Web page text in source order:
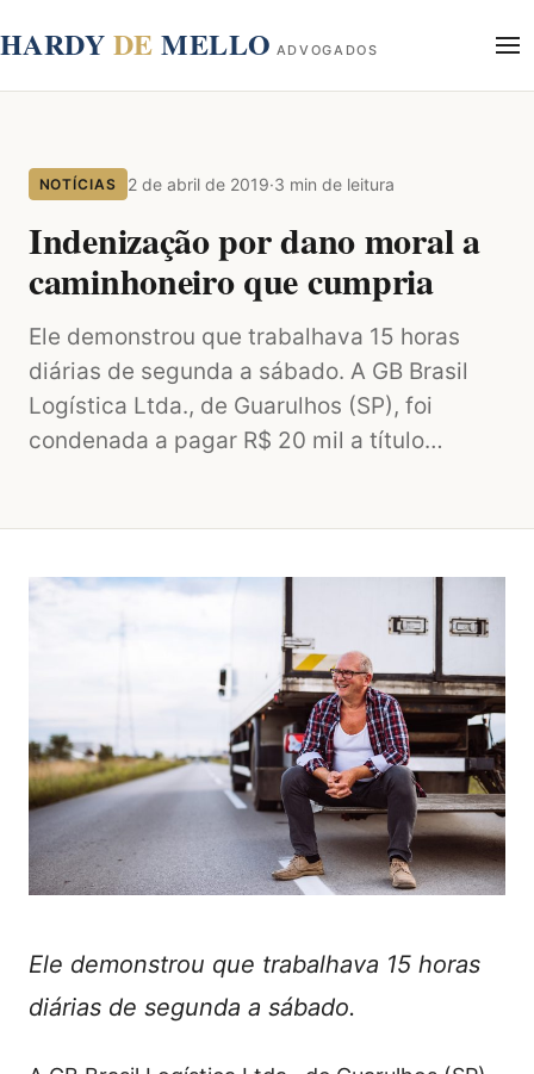
HARDY DE MELLO ADVOGADOS
Áreas de Atuação
Contato
NOTÍCIAS 2 de abril de 2019·3 min de leitura
Indenização por dano moral a
caminhoneiro que cumpria
Ele demonstrou que trabalhava 15 horas
diárias de segunda a sábado. A GB Brasil
Logística Ltda., de Guarulhos (SP), foi
condenada a pagar R$ 20 mil a título…
Ele demonstrou que trabalhava 15 horas
diárias de segunda a sábado.